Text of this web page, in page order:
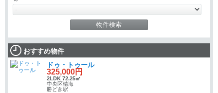
おすすめ物件
ドゥ・トゥール
325,000円
2LDK 72.25㎡
中央区晴海
勝どき駅